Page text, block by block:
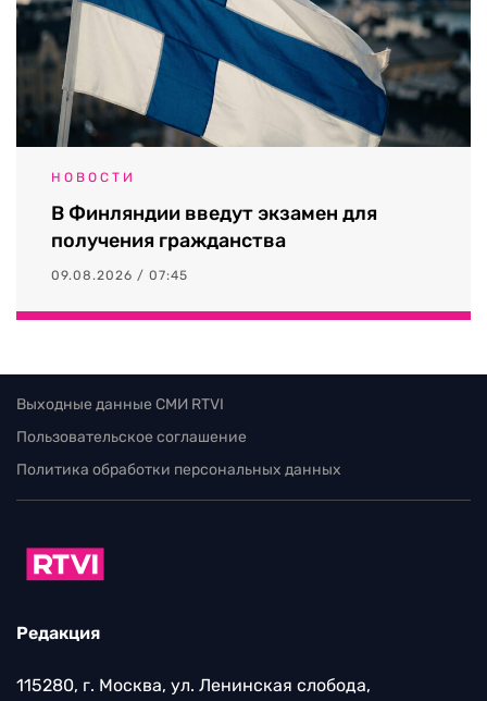
НОВОСТИ
В Финляндии введут экзамен для
получения гражданства
09.08.2026 / 07:45
Выходные данные СМИ RTVI
Пользовательское соглашение
Политика обработки персональных данных
Редакция
115280, г. Москва, ул. Ленинская слобода,